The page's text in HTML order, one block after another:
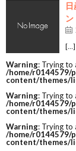
[…]
Warning: Trying to
/home/r0144579/
content/themes/
Warning: Trying to
/home/r0144579/
content/themes/
Warning: Trying to
/home/r0144579/
content/themes/